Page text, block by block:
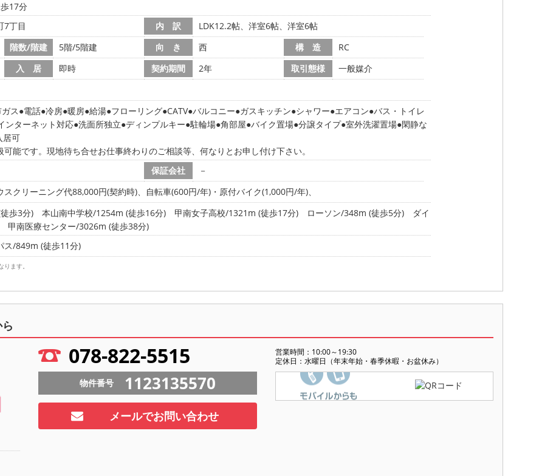
17分
7丁目 内 訳
LDK12.2帖、洋室6帖、洋室6帖
階数/階建 5階/5階建 向 き 西 構 造
RC
入 居 即時 契約期間 2年 取引態様
一般媒介
ス 電話 冷房 暖房 給湯 フローリング CATV バルコニー ガスキッチン シャワー エアコン バス・トイレ
ンターネット対応 洗面所独立 ディンプルキー 駐輪場 角部屋 バイク置場 分譲タイプ 室外洗濯置場 閑静な
居可
能です。現地待ち合せお仕事終わりのご相談等、何なりとお申し付け下さい。
保証会社
－
クリーニング代88,000円(契約時)、自転車(600円/年)・原付バイク(1,000円/年)、
歩3分) 本山南中学校/1254m (徒歩16分) 甲南女子高校/1321m (徒歩17分) ローソン/348m (徒歩5分)
ダイ
甲南医療センター/3026m (徒歩38分)
ス/849m (徒歩11分)
ます。
078-822-5515
営業時間：10:00～19:30
定休日：水曜日（年末年始・春季休暇・お盆休み）
物件番号 1123135570
メールでお問い合わせ